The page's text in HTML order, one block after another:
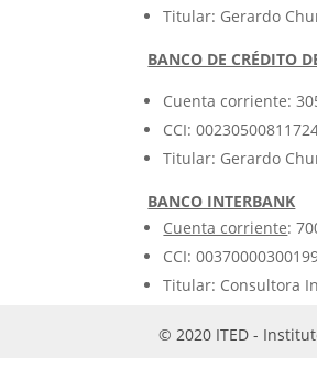
Titular: Gerardo
BANCO DE CRÉDITO
Cuenta corriente:
CCI:
Titular: Gerardo
BANCO INTERBANK
Cuenta corriente:
CCI:
Titular: Consultora
© 2020 ITED -